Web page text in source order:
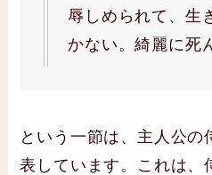
辱しめられて、生
かない。綺麗に死
という一節は、主人公の
表しています。これは、